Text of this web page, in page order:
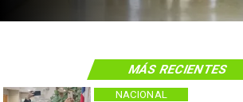
NACIONAL
MÁS RECIENTES